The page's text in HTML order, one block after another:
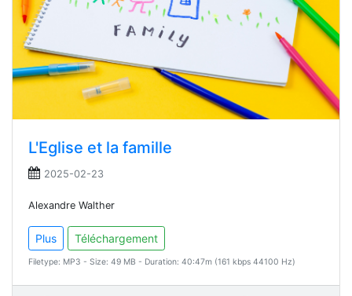
L'Eglise et la famille
2025-02-23
Alexandre Walther
Plus Téléchargement
Filetype: MP3 - Size: 49 MB - Duration: 40:47m (161 kbps 44100 Hz)